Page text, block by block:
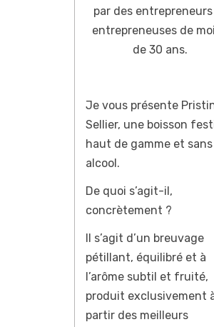
par des
entrepreneuses de
de 30 ans.
Je vous présente
Sellier, une boisson
haut de gamme et sans
alcool.
De quoi s’agit-il,
concrètement ?
Il s’agit d’un breuvage
pétillant, équilibré et à
l’arôme subtil et fruité,
produit exclusivement
partir des meilleurs